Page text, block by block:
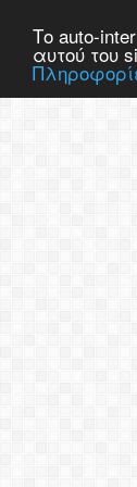
Το auto-
αυτού του